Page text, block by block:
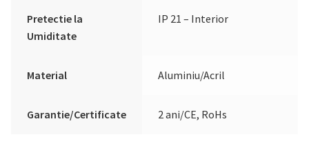
Pretectie la
Umiditate
IP 21 – Interior
Material Aluminiu/Acril
Garantie/Certificate 2 ani/CE, RoHs